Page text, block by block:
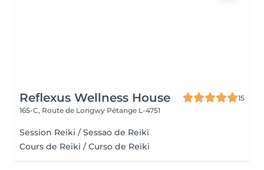
Reflexus Wellness House
15
165-C, Route de Longwy Pétange L-4751
Session Reiki / Sessao de Reiki
Cours de Reiki / Curso de Reiki